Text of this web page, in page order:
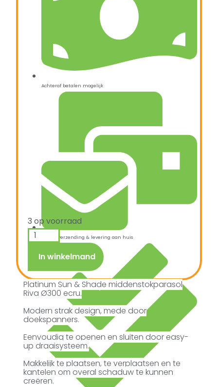
Achteraf betalen mogelijk
Snelle verzending & levering aan huis
3 op voorraad
In winkelmand
Platinum Sun & Shade middenstokparasol
Riva Ø300 ecru.
Modern strak design, mede door
doekspanners.
Eenvoudig te openen en sluiten door easy-
up draaisysteem.
Makkelijk te plaatsen, te verplaatsen en te
kantelen om overal schaduw te kunnen
creëren.